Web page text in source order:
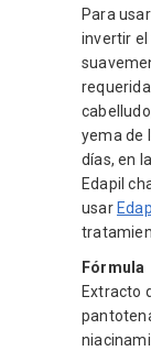
Para
invertir el
yema de
días, en
Edapil
usar
Fórmula
Extracto